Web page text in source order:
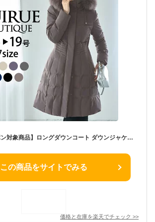
【10%OFFクーポン対象商品】ロングダウンコート ダウンジャケット ロングダウン アウター 上着 ロングコート ファー レディース 50代 40代 30代 ミセス 秋 冬 大きいサイズ 上品 防寒 ロング丈 暖かい 黒 通勤 きれいめ 体型カバー 細見え 即日発送 プレゼント ギフト
この商品をサイトでみる
価格と在庫を楽天でチェック >>